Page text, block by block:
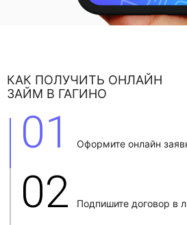
КАК ПОЛУЧИТЬ ОНЛАЙН
ЗАЙМ В ГАГИНО
01 Оформите онлайн
02 Подпишите договор в